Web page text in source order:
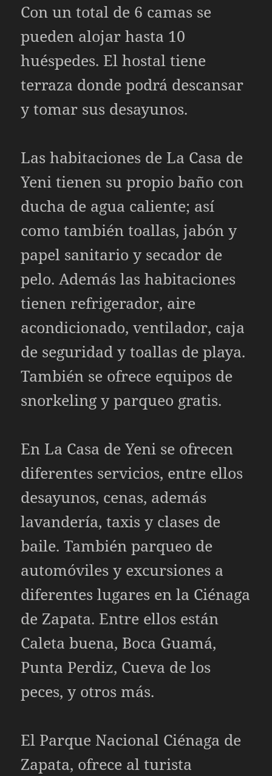
Con un total de 6 camas se
pueden alojar hasta 10
huéspedes. El hostal tiene
terraza donde podrá descansar
y tomar sus desayunos.
Las habitaciones de La Casa de
Yeni tienen su propio baño con
ducha de agua caliente; así
como también toallas, jabón y
papel sanitario y secador de
pelo. Además las habitaciones
tienen refrigerador, aire
acondicionado, ventilador, caja
de seguridad y toallas de playa.
También se ofrece equipos de
snorkeling y parqueo gratis.
En La Casa de Yeni se ofrecen
diferentes servicios, entre ellos
desayunos, cenas, además
lavandería, taxis y clases de
baile. También parqueo de
automóviles y excursiones a
diferentes lugares en la Ciénaga
de Zapata. Entre ellos están
Caleta buena, Boca Guamá,
Punta Perdiz, Cueva de los
peces, y otros más.
El Parque Nacional Ciénaga de
Zapata, ofrece al turista